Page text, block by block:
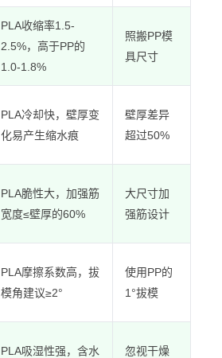
PLA收缩率1.5-
2.5%，高于PP的
1.0-1.8%
照搬PP模
具尺寸
PLA冷却快，壁厚变
化易产生缩水痕
壁厚差异
超过50%
PLA脆性大，加强筋
宽度≤壁厚的60%
大尺寸加
强筋设计
PLA摩擦系数高，拔
模角建议≥2°
使用PP的
1°拔模
PLA吸湿性强，含水
忽视干燥